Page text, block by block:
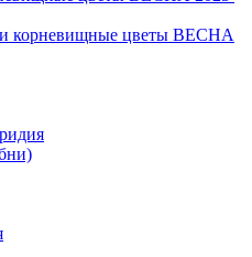
корневищные цветы ВЕСНА